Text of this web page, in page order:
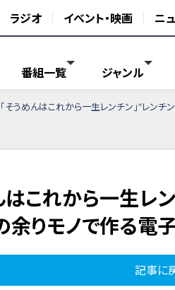
ラジオ イベント・映画 ニ
番組一覧 ジャンル
「そうめんはこれから一生レンチン」“レン
はこれから一生レ
余りモノで作る電
記事に